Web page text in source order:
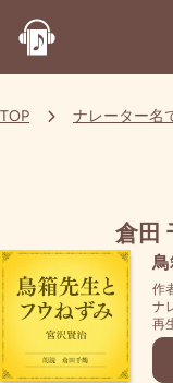
TOP ナレーター名
倉田
作
ナ
再